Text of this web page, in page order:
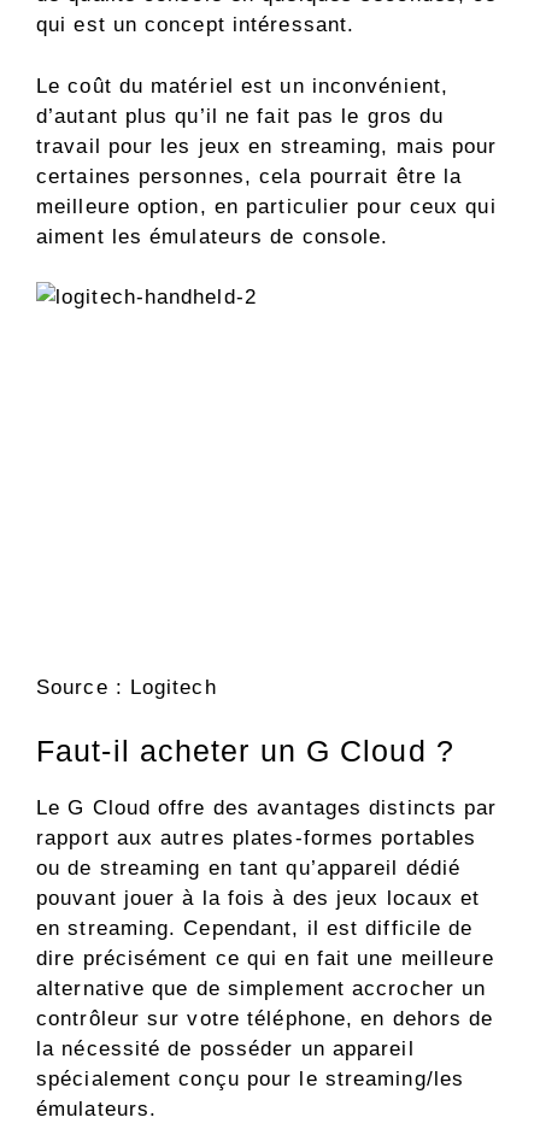
qui est un concept intéressant.
Le coût du matériel est un inconvénient,
d’autant plus qu’il ne fait pas le gros du
travail pour les jeux en streaming, mais pour
certaines personnes, cela pourrait être la
meilleure option, en particulier pour ceux qui
aiment les émulateurs de console.
Source : Logitech
Faut-il acheter un G Cloud ?
Le G Cloud offre des avantages distincts par
rapport aux autres plates-formes portables
ou de streaming en tant qu’appareil dédié
pouvant jouer à la fois à des jeux locaux et
en streaming. Cependant, il est difficile de
dire précisément ce qui en fait une meilleure
alternative que de simplement accrocher un
contrôleur sur votre téléphone, en dehors de
la nécessité de posséder un appareil
spécialement conçu pour le streaming/les
émulateurs.